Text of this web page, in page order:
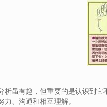
析虽有趣，但重要的是认识到它
力、沟通和相互理解。